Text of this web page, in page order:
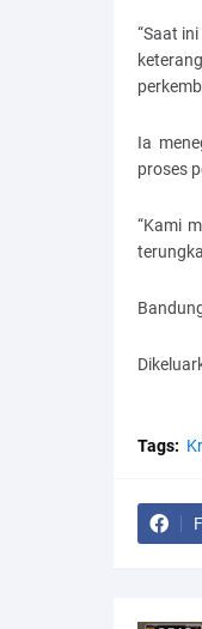
“Saat
Ia
proses
“Kami
Tags: